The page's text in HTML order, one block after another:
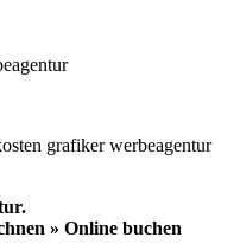
» Online buchen